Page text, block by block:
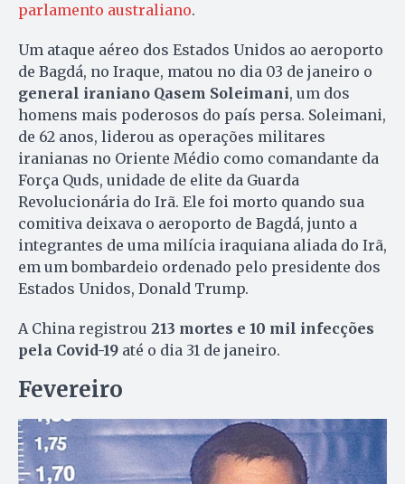
parlamento australiano.
Um ataque aéreo dos Estados Unidos ao aeroporto
de Bagdá, no Iraque, matou no dia 03 de janeiro o
general iraniano Qasem Soleimani, um dos
homens mais poderosos do país persa. Soleimani,
de 62 anos, liderou as operações militares
iranianas no Oriente Médio como comandante da
Força Quds, unidade de elite da Guarda
Revolucionária do Irã. Ele foi morto quando sua
comitiva deixava o aeroporto de Bagdá, junto a
integrantes de uma milícia iraquiana aliada do Irã,
em um bombardeio ordenado pelo presidente dos
Estados Unidos, Donald Trump.
A China registrou 213 mortes e 10 mil infecções
pela Covid-19 até o dia 31 de janeiro.
Fevereiro